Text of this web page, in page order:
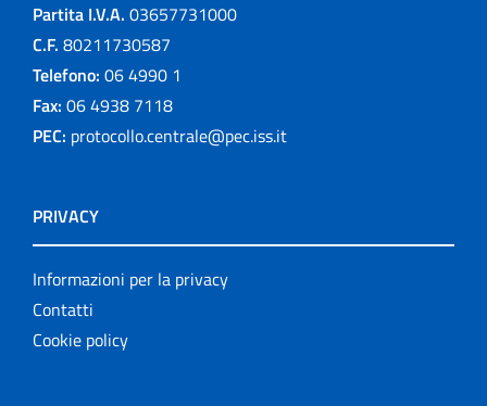
Partita I.V.A. 03657731000
C.F. 80211730587
Telefono: 06 4990 1
Fax: 06 4938 7118
PEC: protocollo.centrale@pec.iss.it
PRIVACY
Informazioni per la privacy
Contatti
Cookie policy